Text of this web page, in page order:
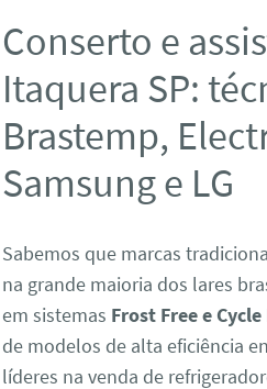
Conserto e
Itaquera SP:
Brastemp,
Samsung e LG
Sabemos que marcas
na grande maioria dos lares
em sistemas Frost Free e
de modelos de alta eficiência
líderes na venda de